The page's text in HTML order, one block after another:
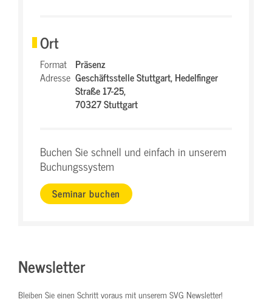
Ort
Format Präsenz
Adresse Geschäftsstelle Stuttgart,Hedelfinger
Straße 17-25,
70327 Stuttgart
Buchen Sie schnell und einfach in unserem
Buchungssystem
Seminar buchen
Newsletter
Bleiben Sie einen Schritt voraus mit unserem SVG Newsletter!